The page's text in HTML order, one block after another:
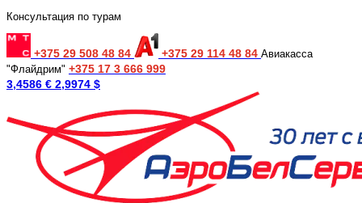
Консультация по турам
+375 29 508 48 84 +375 29 114 48 84 Авиакасса
"Флайдрим" +375 17 3 666 999
3,4586 € 2,9974 $